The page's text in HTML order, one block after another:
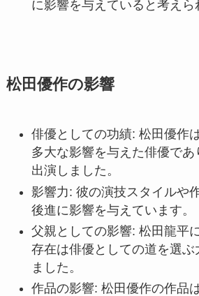
に影響を与えていると考えら
松田優作の影響
俳優としての功績: 松田優作
多大な影響を与えた俳優で
出演しました。
影響力: 彼の演技スタイルや
後進に影響を与えています。
父親としての影響: 松田龍平
存在は俳優としての道を選ぶ
ました。
作品の影響: 松田優作の作品